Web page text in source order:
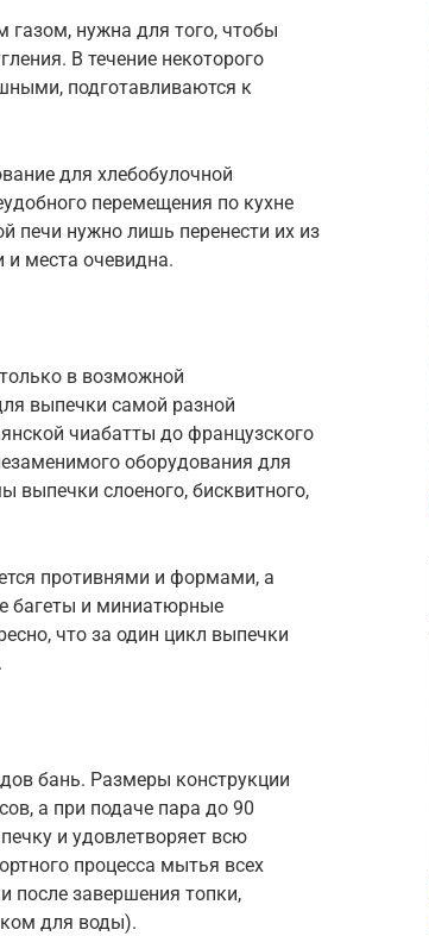
газом, нужна для того, чтобы
В течение некоторого
подготавливаются к
для хлебобулочной
перемещения по кухне
печи нужно лишь перенести их из
места очевидна.
в возможной
выпечки самой разной
чиабатты до французского
оборудования для
слоеного, бисквитного,
противнями и формами, а
багеты и миниатюрные
что за один цикл выпечки
бань. Размеры конструкции
а при подаче пара до 90
и удовлетворяет всю
процесса мытья всех
после завершения топки,
для воды).